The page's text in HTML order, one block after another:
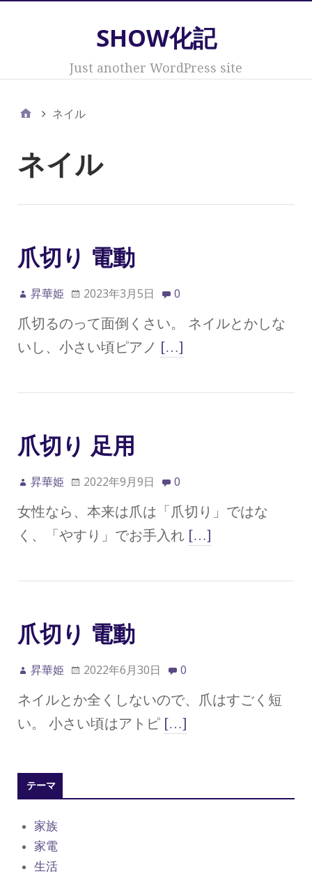
SHOW化記
Just another WordPress site
ネイル
ネイル
爪切り 電動
昇華姫 2023年3月5日 0
爪切るのって面倒くさい。 ネイルとかしな
いし、小さい頃ピアノ […]
爪切り 足用
昇華姫 2022年9月9日 0
女性なら、本来は爪は「爪切り」ではな
く、「やすり」でお手入れ […]
爪切り 電動
昇華姫 2022年6月30日 0
ネイルとか全くしないので、爪はすごく短
い。 小さい頃はアトピ […]
テーマ
家族
家電
生活